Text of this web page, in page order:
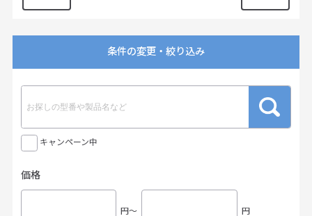
条件の変更・絞り込み
キャンペーン中
価格
円〜 円